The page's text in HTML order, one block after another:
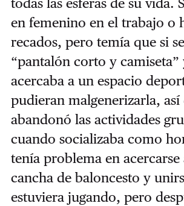
todas las esferas de su vida.
en femenino en el trabajo o
recados, pero temía que si
“pantalón corto y camiseta”
acercaba a un espacio
pudieran malgenerizarla, así
abandonó las actividades
cuando socializaba como
tenía problema en acercarse
cancha de baloncesto y
estuviera jugando, pero